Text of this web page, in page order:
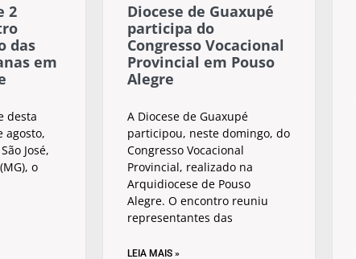
2
das
em
desta
agosto,
José,
o
Diocese de Guaxupé
participa do
Congresso Vocacional
Provincial em Pouso
Alegre
A Diocese de Guaxupé
participou, neste domingo, do
Congresso Vocacional
Provincial, realizado na
Arquidiocese de Pouso
Alegre. O encontro reuniu
representantes das
LEIA MAIS »